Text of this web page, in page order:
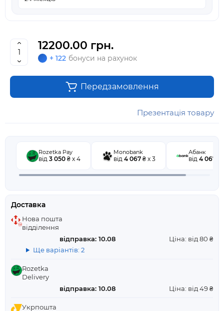
12200.00 грн.
+ 122 бонуси на рахунок
Передзамовлення
Презентація товару
Rozetka Pay
від 3 050 ₴ x 4
Monobank
від 4 067 ₴ x 3
Абанк
від 4 067
Доставка
Нова пошта
відділення
відправка: 10.08
Ціна: від 80 ₴
Ще варіантів: 2
Rozetka
Delivery
відправка: 10.08
Ціна: від 49 ₴
Укрпошта